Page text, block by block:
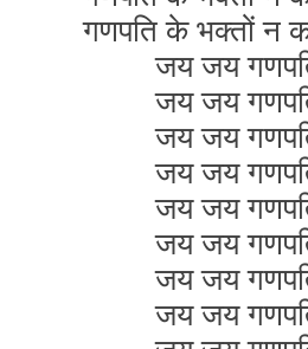
गणपति के भक्तों न
जय जय
जय जय
जय जय
जय जय
जय जय
जय जय
जय जय
जय जय